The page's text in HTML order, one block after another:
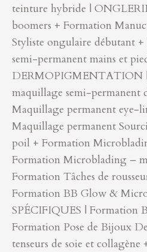
teinture hybride |
boomers + Formation
Styliste ongulaire débutant
semi-permanent mains et
DERMOPIGMENTATION
maquillage semi-permanent
Maquillage permanent eye-
Maquillage permanent
poil + Formation
Formation Microblading –
Formation Tâches de
Formation BB Glow &
SPÉCIFIQUES | Formation
Formation Pose de Bijoux
tenseurs de soie et collagène